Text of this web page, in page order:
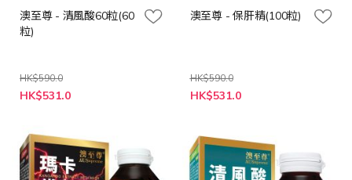
澳至尊 - 清風酸60粒(60
粒)
HK$590.0
特
殊
HK$531.0
澳至尊 - 保肝精(100粒)
HK$590.0
特
殊
HK$531.0